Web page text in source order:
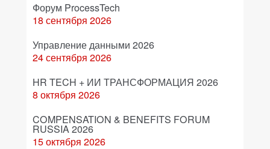
Форум ProcessTech
18 сентября 2026
Управление данными 2026
24 сентября 2026
HR TECH + ИИ ТРАНСФОРМАЦИЯ 2026
8 октября 2026
COMPENSATION & BENEFITS FORUM
RUSSIA 2026
15 октября 2026